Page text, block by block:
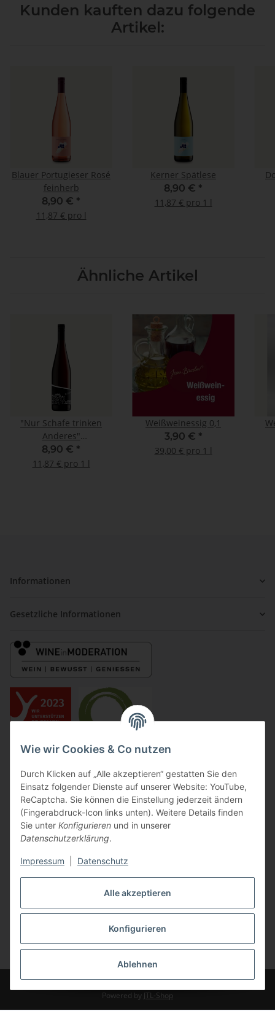
Alle akzeptieren
Konfigurieren
Ablehnen
Wie wir Cookies & Co nutzen
Durch Klicken auf „Alle akzeptieren“ gestatten Sie den
Einsatz folgender Dienste auf unserer Website: YouTube,
ReCaptcha. Sie können die Einstellung jederzeit ändern
(Fingerabdruck-Icon links unten). Weitere Details finden
Sie unter Konfigurieren und in unserer
Datenschutzerklärung.
Impressum Datenschutz
Kunden kauften dazu folgende
Artikel:
Blauer Portugieser Rosé
feinherb
8,90 € *
11,87 € pro l
Kerner Spätlese
8,90 € *
11,87 € pro 1 l
Ähnliche Artikel
"Nur Schafe trinken
Anderes"
Spätburgunder Rotwein
trocken
8,90 € *
11,87 € pro 1 l
Weißweinessig 0,1
3,90 € *
39,00 € pro 1 l
Informationen
Gesetzliche Informationen
Vertrag widerrufen
* Alle Preise inkl. gesetzlicher USt., zzgl.
Powered by JTL-Shop